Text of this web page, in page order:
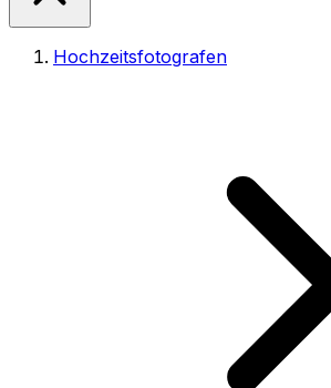
Hochzeitsfotografen